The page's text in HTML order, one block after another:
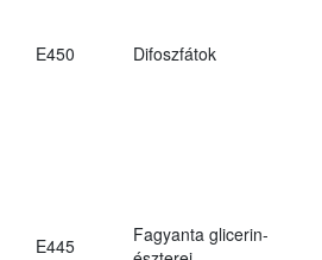
E450 Difoszfátok
E445
Fagyanta glicerin-